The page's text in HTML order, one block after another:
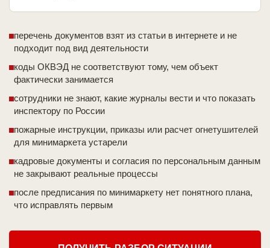
перечень документов взят из статьи в интернете и не
подходит под вид деятельности
коды ОКВЭД не соответствуют тому, чем объект
фактически занимается
сотрудники не знают, какие журналы вести и что показать
инспектору по России
пожарные инструкции, приказы или расчет огнетушителей
для минимаркета устарели
кадровые документы и согласия по персональным данным
не закрывают реальные процессы
после предписания по минимаркету нет понятного плана,
что исправлять первым